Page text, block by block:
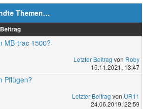
Themen…
MB-trac 1500?
Letzter Beitrag von Roby
15.11.2021, 13:47
Pflügen?
Letzter Beitrag von UR11
24.06.2019, 22:59